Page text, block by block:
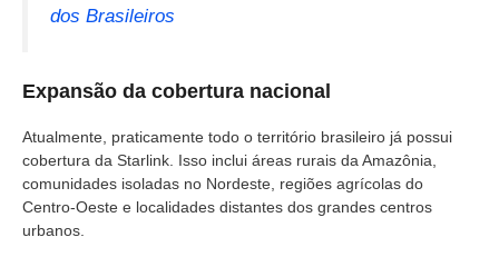
dos Brasileiros
Expansão da cobertura nacional
Atualmente, praticamente todo o território brasileiro já possui
cobertura da Starlink. Isso inclui áreas rurais da Amazônia,
comunidades isoladas no Nordeste, regiões agrícolas do
Centro-Oeste e localidades distantes dos grandes centros
urbanos.